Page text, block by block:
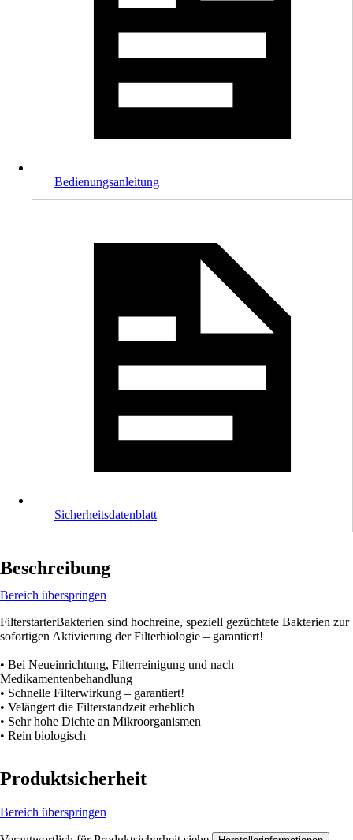
Bedienungsanleitung
Sicherheitsdatenblatt
Beschreibung
Bereich überspringen
FilterstarterBakterien sind hochreine, speziell gezüchtete Bakterien zur
sofortigen Aktivierung der Filterbiologie – garantiert!
• Bei Neueinrichtung, Filterreinigung und nach
Medikamentenbehandlung
• Schnelle Filterwirkung – garantiert!
• Velängert die Filterstandzeit erheblich
• Sehr hohe Dichte an Mikroorganismen
• Rein biologisch
Produktsicherheit
Bereich überspringen